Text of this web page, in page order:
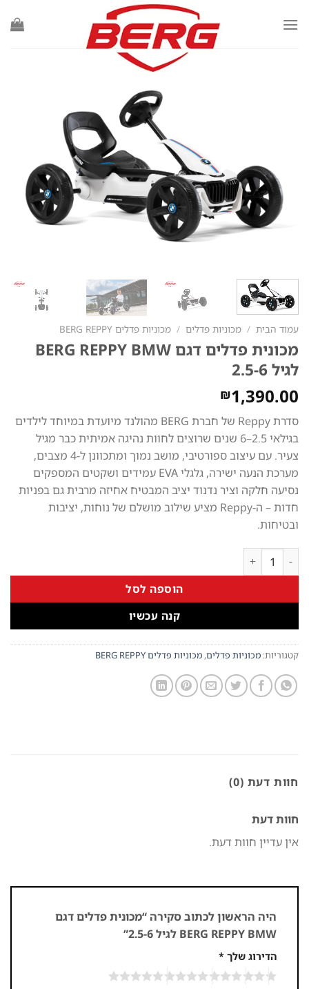
עמוד הבית / מכוניות פדלים / מכוניות פדלים BERG REPPY
מכונית פדלים דגם BERG REPPY BMW
לגיל 2.5-6
₪1,390.00
סדרת Reppy של חברת BERG מהולנד מיועדת במיוחד לילדים
בגילאי 2.5–6 שנים שרוצים לחוות נהיגה אמיתית כבר מגיל
צעיר. עם עיצוב ספורטיבי, מושב נמוך ומתכוונן ל-4 מצבים,
מערכת הנעה ישירה, גלגלי EVA עמידים ושקטים המספקים
נסיעה חלקה וציר נדנוד יציב המבטיח אחיזה מרבית גם בפניות
חדות – ה-Reppy מציע שילוב מושלם של נוחות, יציבות
ובטיחות.
כמות של מכונית פדלים דגם BERG REPPY BMW לגיל 2.5-6
הוספה לסל
קנה עכשיו
קטגוריות: מכוניות פדלים, מכוניות פדלים BERG REPPY
חוות דעת (0)
חוות דעת
אין עדיין חוות דעת.
היה הראשון לכתוב סקירה “מכונית פדלים דגם
BERG REPPY BMW לגיל 2.5-6”
הדירוג שלך *